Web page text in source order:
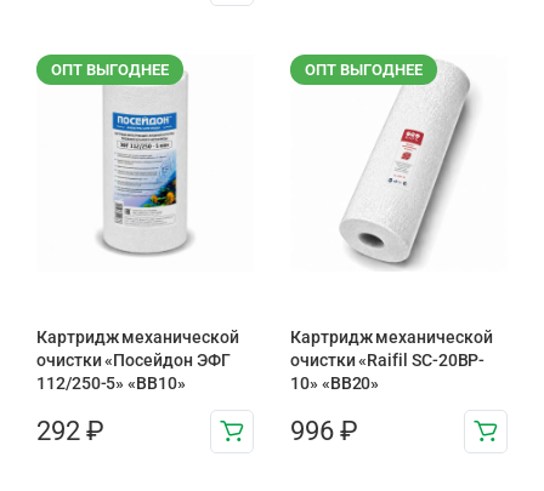
ОПТ ВЫГОДНЕЕ
Картридж механической
очистки «Посейдон ЭФГ
112/250-5» «ВВ10»
292 ₽
ОПТ ВЫГОДНЕЕ
Картридж механической
очистки «Raifil SC-20BP-
10» «BB20»
996 ₽